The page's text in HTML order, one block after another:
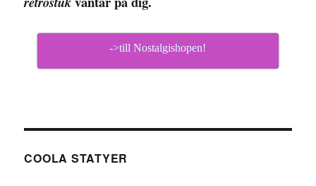
->till Nostalgishopen!
COOLA STATYER